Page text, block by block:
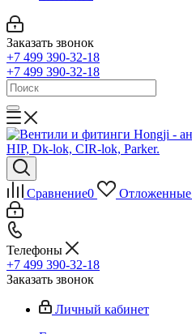
Заказать звонок
+7 499 390-32-18
+7 499 390-32-18
Сравнение0 Отложенные
Телефоны
+7 499 390-32-18
Заказать звонок
Личный кабинет